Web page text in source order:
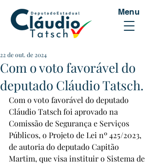
Menu
Com o voto favorável do
deputado Cláudio Tatsch.
22 de out. de 2024
Com o voto favorável do deputado
Cláudio Tatsch foi aprovado na
Comissão de Segurança e Serviços
Públicos, o Projeto de Lei nº 425/2023,
de autoria do deputado Capitão
Martim, que visa instituir o Sistema de